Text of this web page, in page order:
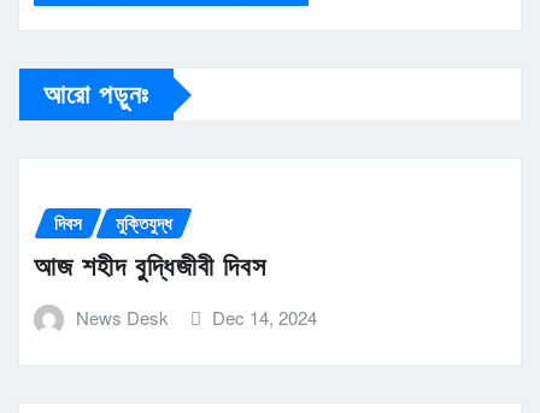
আরো পড়ুনঃ
দিবস মুক্তিযুদ্ধ
আজ শহীদ বুদ্ধিজীবী দিবস
News Desk Dec 14, 2024